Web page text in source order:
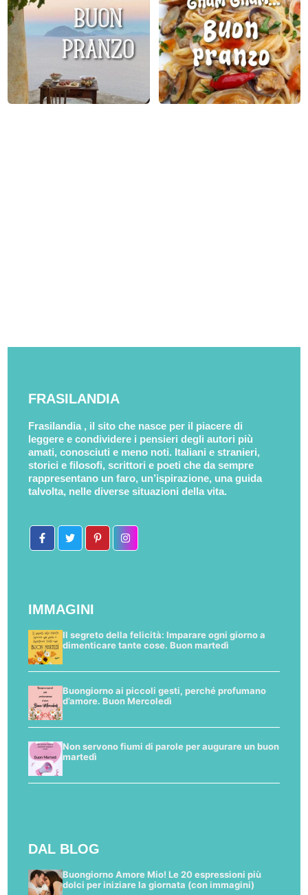
FRASILANDIA
Frasilandia , il sito che nasce per il piacere di
leggere e condividere i pensieri degli autori più
amati, conosciuti e meno noti. Italiani e stranieri,
storici e filosofi, scrittori e poeti che da sempre
rappresentano un faro, un’ispirazione, una guida
talvolta, nelle diverse situazioni della vita.
IMMAGINI
Il segreto della felicità: Imparare ogni giorno a
dimenticare tante cose. Buon martedì
Buongiorno ai piccoli gesti, perché profumano
d’amore. Buon Mercoledì
Non servono fiumi di parole per augurare un buon
martedì
DAL BLOG
Buongiorno Amore Mio! Le 20 espressioni più
dolci per iniziare la giornata (con immagini)